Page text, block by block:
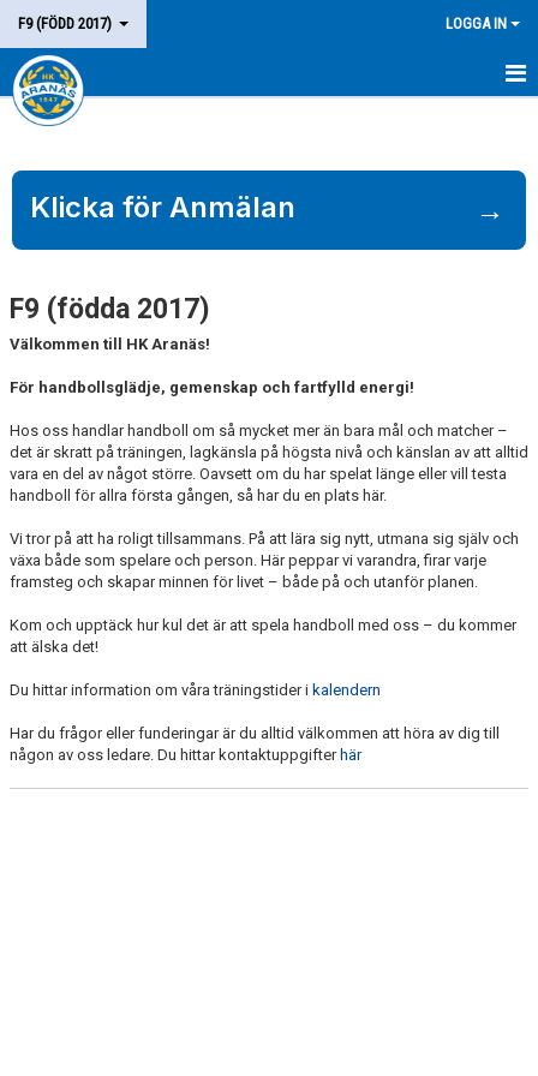
F9 (FÖDD 2017) LOGGA IN
HEM
LAGET
KONTAKT
Klicka för Anmälan →
F9 (födda 2017)
Välkommen till HK Aranäs!
För handbollsglädje, gemenskap och fartfylld energi!
Hos oss handlar handboll om så mycket mer än bara mål och matcher –
det är skratt på träningen, lagkänsla på högsta nivå och känslan av att alltid
vara en del av något större. Oavsett om du har spelat länge eller vill testa
handboll för allra första gången, så har du en plats här.
Vi tror på att ha roligt tillsammans. På att lära sig nytt, utmana sig själv och
växa både som spelare och person. Här peppar vi varandra, firar varje
framsteg och skapar minnen för livet – både på och utanför planen.
Kom och upptäck hur kul det är att spela handboll med oss – du kommer
att älska det!
Du hittar information om våra träningstider i kalendern
Har du frågor eller funderingar är du alltid välkommen att höra av dig till
någon av oss ledare. Du hittar kontaktuppgifter här